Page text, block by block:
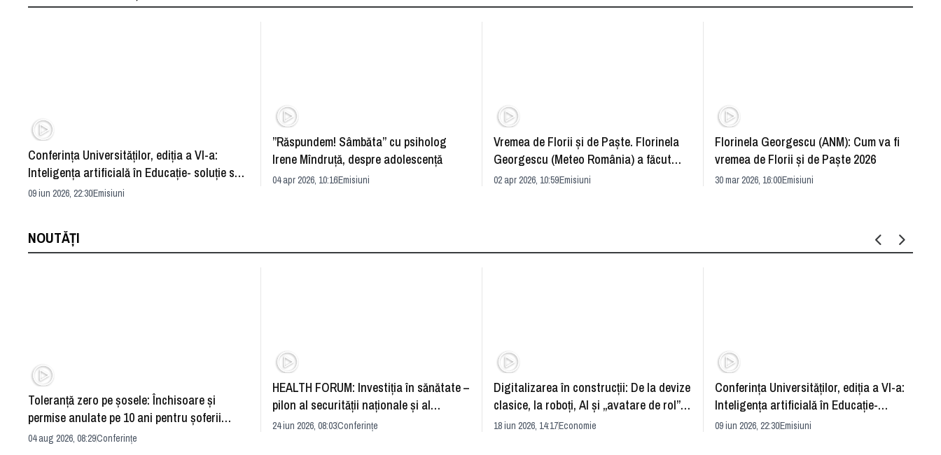
Conferința Universităților, ediția a VI-a:
Inteligența artificială în Educație- soluție sau
problemă?
09 iun 2026, 22:30Emisiuni
”Răspundem! Sâmbăta” cu psiholog
Irene Mîndruță, despre adolescență
04 apr 2026, 10:16Emisiuni
Vremea de Florii și de Paște. Florinela
Georgescu (Meteo România) a făcut
prognoza
02 apr 2026, 10:59Emisiuni
Florinela Georgescu (ANM): Cum va fi
vremea de Florii și de Paște 2026
30 mar 2026, 16:00Emisiuni
NOUTĂȚI
Toleranță zero pe șosele: Închisoare și
permise anulate pe 10 ani pentru șoferii
iresponsabili
04 aug 2026, 08:29Conferințe
HEALTH FORUM: Investiția în sănătate –
pilon al securității naționale și al
dezvoltării economice
24 iun 2026, 08:03Conferințe
Digitalizarea în construcții: De la devize
clasice, la roboți, AI și „avatare de rol”.
România și redefinirea industriei
18 iun 2026, 14:17Economie
Conferința Universităților, ediția a VI-a:
Inteligența artificială în Educație-
soluție sau problemă?
09 iun 2026, 22:30Emisiuni